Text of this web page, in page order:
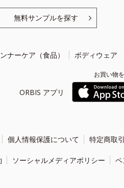
無料サンプルを探す
ナーケア（食品） ボディウェア
ORBIS アプリ
お買い物
個人情報保護について 特定商取
ソーシャルメディアポリシー ペ